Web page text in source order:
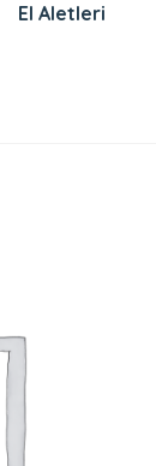
El Aletleri